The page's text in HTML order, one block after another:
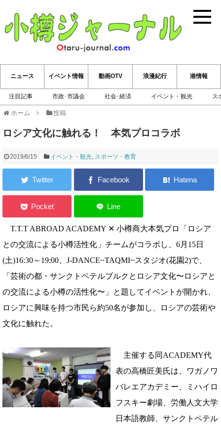
小樽ジ
ニュース
注目記事 市政･市議会 社会･経済 イベント・観光 ス
イベント情報 動画OTV 浪漫紀行 港情報
ホーム 投稿
ロシア文化に触れる！ 本気プロコラボ
2019/6/15 イベント・観光 スポーツ・教育
T.T.T ABROAD ACADEMY ✕ 小樽商大本気プロ「ロシア
との交流による小樽活性化」チームがコラボし、6月15日
(土)16:30～19:00、J-DANCE~TAQMI~スタジオ(花園2)で、
「芸術の都・サンクトペテルブルクとロシア文化〜ロシアと
の交流による小樽の活性化〜」と題してイベントが開かれ、
ロシアに興味を持つ市民ら約50名が参加し、ロシアの芸術や
文化に触れた。
主催する同ACADEMY代
表の高橋匠美氏は、ワガノワ
バレエアカデミー、ミハイロ
フスキー劇場、労働人文大学
日本語教師、サンクトペテル